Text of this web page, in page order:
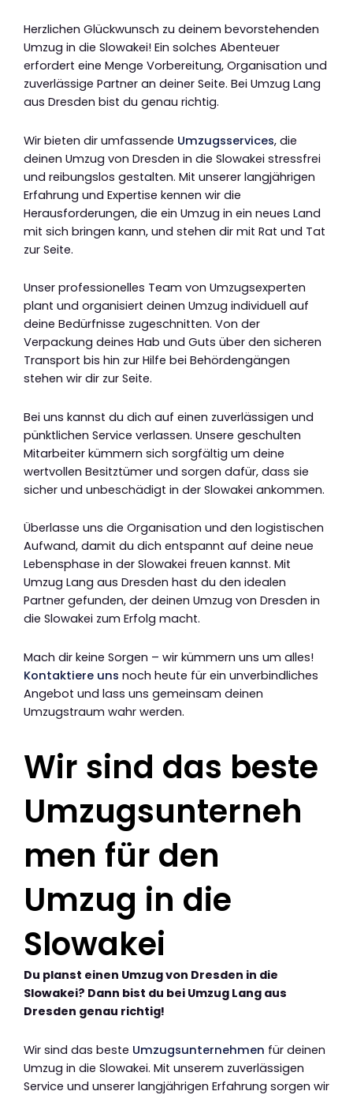
Herzlichen Glückwunsch zu deinem bevorstehenden
Umzug in die Slowakei! Ein solches Abenteuer
erfordert eine Menge Vorbereitung, Organisation und
zuverlässige Partner an deiner Seite. Bei Umzug Lang
aus Dresden bist du genau richtig.
Wir bieten dir umfassende Umzugsservices, die
deinen Umzug von Dresden in die Slowakei stressfrei
und reibungslos gestalten. Mit unserer langjährigen
Erfahrung und Expertise kennen wir die
Herausforderungen, die ein Umzug in ein neues Land
mit sich bringen kann, und stehen dir mit Rat und Tat
zur Seite.
Unser professionelles Team von Umzugsexperten
plant und organisiert deinen Umzug individuell auf
deine Bedürfnisse zugeschnitten. Von der
Verpackung deines Hab und Guts über den sicheren
Transport bis hin zur Hilfe bei Behördengängen
stehen wir dir zur Seite.
Bei uns kannst du dich auf einen zuverlässigen und
pünktlichen Service verlassen. Unsere geschulten
Mitarbeiter kümmern sich sorgfältig um deine
wertvollen Besitztümer und sorgen dafür, dass sie
sicher und unbeschädigt in der Slowakei ankommen.
Überlasse uns die Organisation und den logistischen
Aufwand, damit du dich entspannt auf deine neue
Lebensphase in der Slowakei freuen kannst. Mit
Umzug Lang aus Dresden hast du den idealen
Partner gefunden, der deinen Umzug von Dresden in
die Slowakei zum Erfolg macht.
Mach dir keine Sorgen – wir kümmern uns um alles!
Kontaktiere uns noch heute für ein unverbindliches
Angebot und lass uns gemeinsam deinen
Umzugstraum wahr werden.
Wir sind das beste
Umzugsunterneh
men für den
Umzug in die
Slowakei
Du planst einen Umzug von Dresden in die
Slowakei? Dann bist du bei Umzug Lang aus
Dresden genau richtig!
Wir sind das beste Umzugsunternehmen für deinen
Umzug in die Slowakei. Mit unserem zuverlässigen
Service und unserer langjährigen Erfahrung sorgen wir